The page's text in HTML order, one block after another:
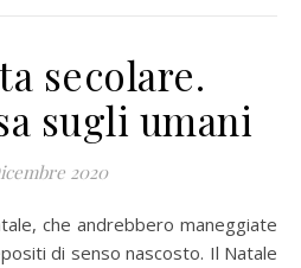
secolare.
sugli umani
2020
di senso nascosto. Il Natale